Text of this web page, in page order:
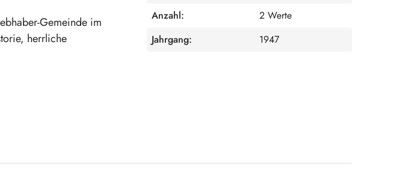
Gemeinde im
herrliche
Anzahl:
2 Werte
Jahrgang:
1947